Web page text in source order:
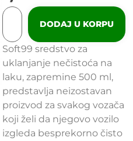
DODAJ U KORPU
Soft99 sredstvo za
uklanjanje nečistoća na
laku, zapremine 500 ml,
predstavlja neizostavan
proizvod za svakog vozača
koji želi da njegovo vozilo
izgleda besprekorno čisto